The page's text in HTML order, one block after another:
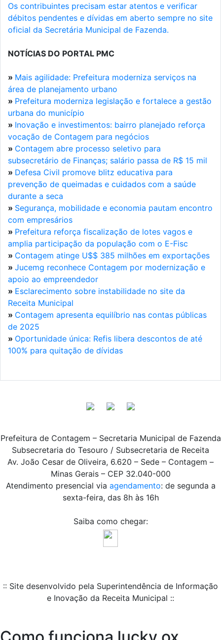
Os contribuintes precisam estar atentos e verificar
débitos pendentes e dívidas em aberto sempre no site
oficial da Secretária Municipal de Fazenda.
NOTÍCIAS DO PORTAL PMC
» Mais agilidade: Prefeitura moderniza serviços na
área de planejamento urbano
» Prefeitura moderniza legislação e fortalece a gestão
urbana do município
» Inovação e investimentos: bairro planejado reforça
vocação de Contagem para negócios
» Contagem abre processo seletivo para
subsecretário de Finanças; salário passa de R$ 15 mil
» Defesa Civil promove blitz educativa para
prevenção de queimadas e cuidados com a saúde
durante a seca
» Segurança, mobilidade e economia pautam encontro
com empresários
» Prefeitura reforça fiscalização de lotes vagos e
amplia participação da população com o E-Fisc
» Contagem atinge U$$ 385 milhões em exportações
» Jucemg reconhece Contagem por modernização e
apoio ao empreendedor
» Esclarecimento sobre instabilidade no site da
Receita Municipal
» Contagem apresenta equilíbrio nas contas públicas
de 2025
» Oportunidade única: Refis libera descontos de até
100% para quitação de dívidas
Prefeitura de Contagem – Secretaria Municipal de Fazenda
Subsecretaria do Tesouro / Subsecretaria de Receita
Av. João Cesar de Oliveira, 6.620 – Sede – Contagem –
Minas Gerais – CEP 32.040-000
Atendimento presencial via agendamento: de segunda a
sexta-feira, das 8h às 16h
Saiba como chegar:
:: Site desenvolvido pela Superintendência de Informação
e Inovação da Receita Municipal ::